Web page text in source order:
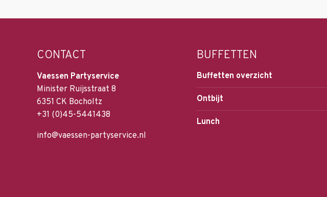
CONTACT
Vaessen Partyservice
Minister Ruijsstraat 8
6351 CK Bocholtz
+31 (0)45-5441438
info@vaessen-partyservice.nl
BUFFETTEN
Buffetten overzicht
Ontbijt
Lunch